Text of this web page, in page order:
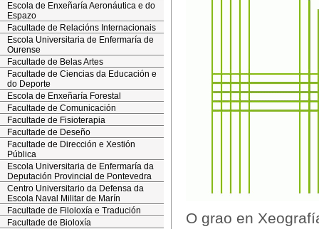
Escola de Enxeñaría Aeronáutica e do
Espazo
Facultade de Relacións Internacionais
Escola Universitaria de Enfermaría de
Ourense
Facultade de Belas Artes
Facultade de Ciencias da Educación e
do Deporte
Escola de Enxeñaría Forestal
Facultade de Comunicación
Facultade de Fisioterapia
Facultade de Deseño
Facultade de Dirección e Xestión
Pública
Escola Universitaria de Enfermaría da
Deputación Provincial de Pontevedra
Centro Universitario da Defensa da
Escola Naval Militar de Marín
Facultade de Filoloxía e Tradución
Facultade de Bioloxía
O grao en